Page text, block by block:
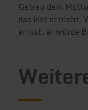
Getreu dem
das isst er nicht.
er isst, er würde